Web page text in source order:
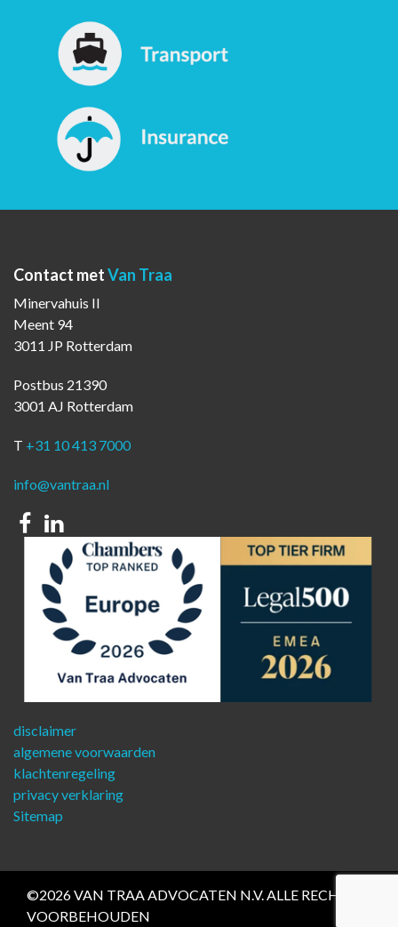
Contact metVan Traa
Minervahuis II
Meent 94
3011 JP Rotterdam
Postbus 21390
3001 AJ Rotterdam
T +31 10 413 7000
info@vantraa.nl
Facebook
Linkedin
disclaimer
algemene voorwaarden
klachtenregeling
privacy verklaring
Sitemap
©2026 VAN TRAA ADVOCATEN N.V. ALLE RECHTEN
VOORBEHOUDEN